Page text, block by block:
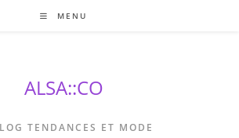
MENU
ALSA::CO
TENDANCES ET MODE